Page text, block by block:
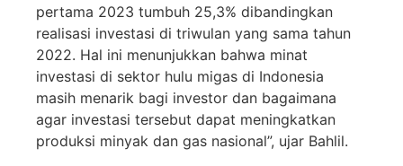
pertama 2023 tumbuh 25,3% dibandingkan
realisasi investasi di triwulan yang sama tahun
2022. Hal ini menunjukkan bahwa minat
investasi di sektor hulu migas di Indonesia
masih menarik bagi investor dan bagaimana
agar investasi tersebut dapat meningkatkan
produksi minyak dan gas nasional”, ujar Bahlil.